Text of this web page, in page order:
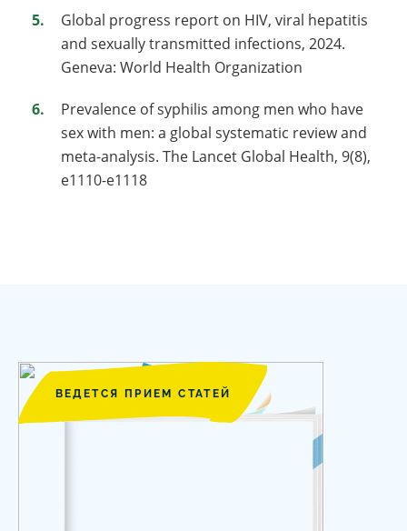
Global progress report on HIV, viral hepatitis
and sexually transmitted infections, 2024.
Geneva: World Health Organization
Prevalence of syphilis among men who have
sex with men: a global systematic review and
meta-analysis. The Lancet Global Health, 9(8),
e1110-e1118
ВЕДЕТСЯ ПРИЕМ СТАТЕЙ